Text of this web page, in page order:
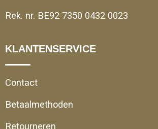
Rek. nr. BE92 7350 0432 0023
KLANTENSERVICE
Contact
Betaalmethoden
Retourneren